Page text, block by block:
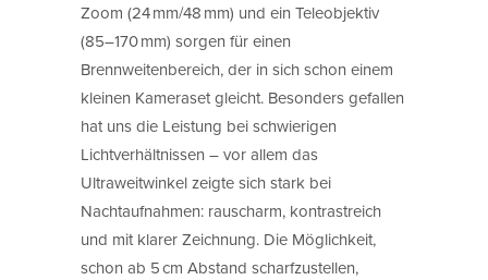
Zoom (24 mm/48 mm) und ein Teleobjektiv
(85–170 mm) sorgen für einen
Brennweitenbereich, der in sich schon einem
kleinen Kameraset gleicht. Besonders gefallen
hat uns die Leistung bei schwierigen
Lichtverhältnissen – vor allem das
Ultraweitwinkel zeigte sich stark bei
Nachtaufnahmen: rauscharm, kontrastreich
und mit klarer Zeichnung. Die Möglichkeit,
schon ab 5 cm Abstand scharfzustellen,